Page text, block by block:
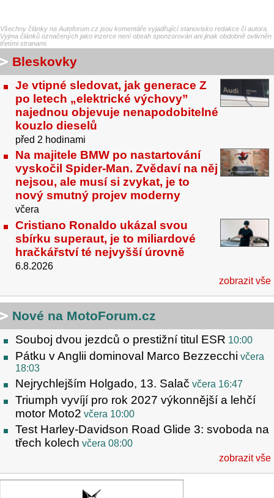
Všechny články na Autoforum.cz jsou komentáře vyjadřující stanovisko redakce či autora.
Vyjma článků označených jako inzerce není obsah sponzorován ani jinak obdobně ovlivněn
třetími stranami.
Bleskovky
Je vtipné sledovat, jak generace Z
po letech „elektrické výchovy”
najednou objevuje nenapodobitelné
kouzlo dieselů
před 2 hodinami
Na majitele BMW po nastartování
vyskočil Spider-Man. Zvědaví na něj
nejsou, ale musí si zvykat, je to
nový smutný projev moderny
včera
Cristiano Ronaldo ukázal svou
sbírku superaut, je to miliardové
hračkářství té nejvyšší úrovně
6.8.2026
zobrazit vše
Nové na MotoForum.cz
Souboj dvou jezdců o prestižní titul ESR 10:00
Pátku v Anglii dominoval Marco Bezzecchi včera
18:03
Nejrychlejším Holgado, 13. Salač včera 16:47
Triumph vyvíjí pro rok 2027 výkonnější a lehčí
motor Moto2 včera 10:00
Test Harley-Davidson Road Glide 3: svoboda na
třech kolech včera 08:00
zobrazit vše